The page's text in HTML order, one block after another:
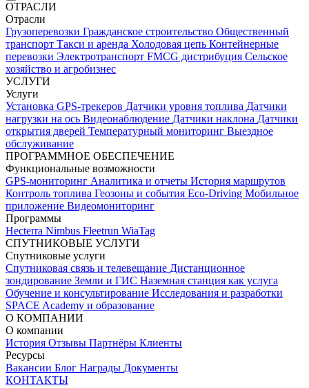
ОТРАСЛИ
Отрасли
Грузоперевозки Гражданское строительство Общественный
транспорт Такси и аренда Холодовая цепь Контейнерные
перевозки Электротранспорт FMCG дистрибуция Сельское
хозяйство и агробизнес
УСЛУГИ
Услуги
Установка GPS-трекеров Датчики уровня топлива Датчики
нагрузки на ось Видеонаблюдение Датчики наклона Датчики
открытия дверей Температурный мониторинг Выездное
обслуживание
ПРОГРАММНОЕ ОБЕСПЕЧЕНИЕ
Функциональные возможности
GPS-мониторинг Аналитика и отчеты История маршрутов
Контроль топлива Геозоны и события Eco-Driving Мобильное
приложение Видеомониторинг
Программы
Hecterra Nimbus Fleetrun WiaTag
СПУТНИКОВЫЕ УСЛУГИ
Спутниковые услуги
Спутниковая связь и телевещание Дистанционное
зондирование Земли и ГИС Наземная станция как услуга
Обучение и консультирование Исследования и разработки
SPACE Academy и образование
О КОМПАНИИ
О компании
История Отзывы Партнёры Клиенты
Ресурсы
Вакансии Блог Награды Документы
КОНТАКТЫ